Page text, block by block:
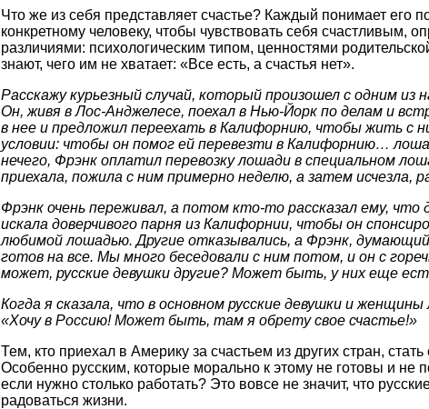
Что же из себя представляет счастье? Каждый понимает его
конкретному человеку, чтобы чувствовать себя счастливым,
различиями: психологическим типом, ценностями
знают, чего им не хватает: «Все есть, а счастья нет».
Расскажу курьезный случай, который произошел с одним из
Он, живя в Лос-Анджелесе, поехал в Нью-Йорк по делам и
в нее и предложил переехать в Калифорнию, чтобы жить с
условии: чтобы он помог ей перевезти в Калифорнию…
нечего, Фрэнк оплатил перевозку лошади в специальном
приехала, пожила с ним примерно неделю, а затем исчезла,
Фрэнк очень переживал, а потом кто-то рассказал ему, что
искала доверчивого парня из Калифорнии, чтобы он
любимой лошадью. Другие отказывались, а Фрэнк,
готов на все. Мы много беседовали с ним потом, и он с
может, русские девушки другие? Может быть, у них еще
Когда я сказала, что в основном русские девушки и
«Хочу в Россию! Может быть, там я обрету свое счастье!»
Тем, кто приехал в Америку за счастьем из других стран,
Особенно русским, которые морально к этому не готовы и не
если нужно столько работать? Это вовсе не значит, что
радоваться жизни.